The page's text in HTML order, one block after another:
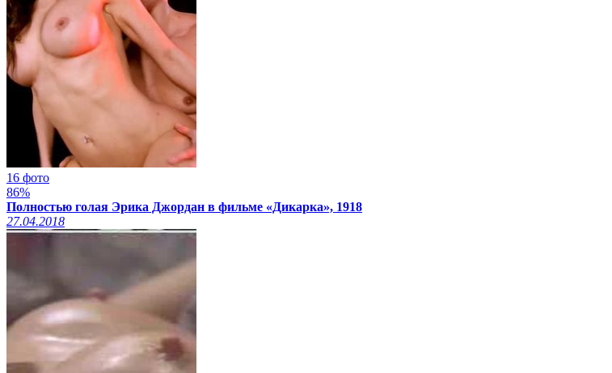
16 фото
86%
Полностью голая Эрика Джордан в фильме «Дикарка», 1918
27.04.2018